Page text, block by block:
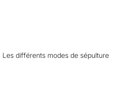
Les différents modes de sépulture